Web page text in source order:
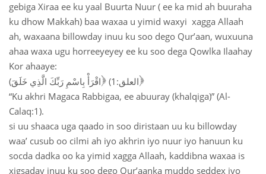
gebiga Xiraa ee ku yaal Buurta Nuur ( ee ka mid ah buuraha
ku dhow Makkah) baa waxaa u yimid waxyi xagga Allaah
ah, waxaana billowday inuu ku soo dego Qur’aan, wuxuuna
ahaa waxa ugu horreeyeyey ee ku soo dega Qowlka Ilaahay
Kor ahaaye:
(اقْرَأْ بِاسْمِ رَبِّكَ الَّذِي خَلَقَ) (العلق:1)
“Ku akhri Magaca Rabbigaa, ee abuuray (khalqiga)” (Al-
Calaq:1).
si uu shaaca uga qaado in soo diristaan uu ku billowday
waa’ cusub oo cilmi ah iyo akhrin iyo nuur iyo hanuun ku
socda dadka oo ka yimid xagga Allaah, kaddibna waxaa is
xigsaday inuu ku soo dego Qur’aanka muddo seddex iyo